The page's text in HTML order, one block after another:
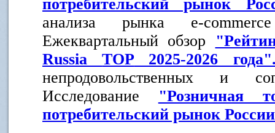
потребительский рынок
анализа рынка e-
Ежеквартальный обзор
Russia
TOP2025-2026
непродовольственных и
Исследование
"Розничная
потребительский рынок